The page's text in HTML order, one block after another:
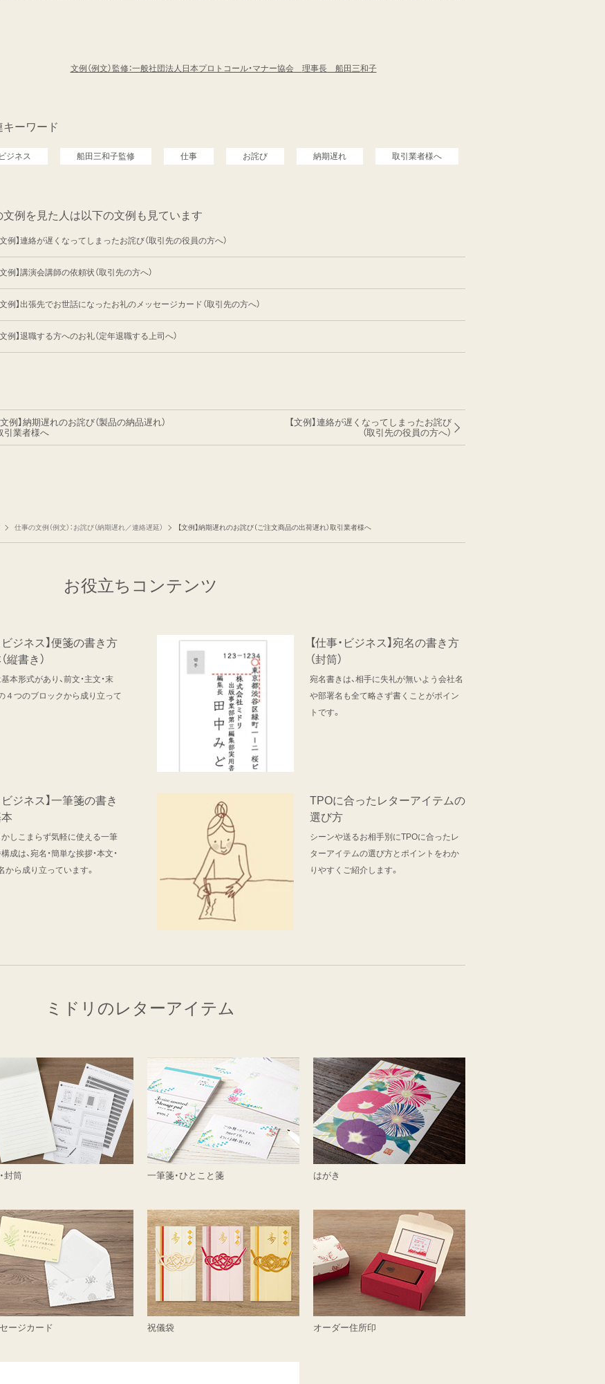
文例（例文）監修：一般社団法人日本プロトコール・マナー協会 理事長 船田三和子
キーワード
ビジネス 船田三和子監修 仕事 お詫び 納期遅れ 取引業者様へ
文例を見た人は以下の文例も見ています
文例】連絡が遅くなってしまったお詫び（取引先の役員の方へ）
文例】講演会講師の依頼状（取引先の方へ）
文例】出張先でお世話になったお礼のメッセージカード（取引先の方へ）
文例】退職する方へのお礼（定年退職する上司へ）
文例】納期遅れのお詫び（製品の納品遅れ）
引業者様へ
【文例】連絡が遅くなってしまったお詫び
（取引先の役員の方へ）
仕事の文例（例文）：お詫び（納期遅れ／連絡遅延） 【文例】納期遅れのお詫び（ご注文商品の出荷遅れ）取引業者様へ
お役立ちコンテンツ
ビジネス】便箋の書き方
縦書き）
本形式があり、前文・主文・末
４つのブロックから成り立って
【仕事・ビジネス】宛名の書き方
（封筒）
宛名書きは、相手に失礼が無いよう会社名
や部署名も全て略さず書くことがポイン
トです。
ビジネス】一筆箋の書き
しこまらず気軽に使える一筆
成は、宛名・簡単な挨拶・本文・
から成り立っています。
TPOに合ったレターアイテムの
選び方
シーンや送るお相手別にTPOに合ったレ
ターアイテムの選び方とポイントをわか
りやすくご紹介します。
ミドリのレターアイテム
封筒 一筆箋・ひとこと箋 はがき
ージカード 祝儀袋 オーダー住所印